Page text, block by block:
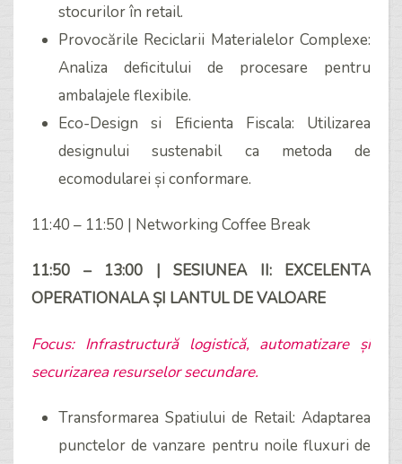
stocurilor în retail.
Provocările Reciclarii Materialelor Complexe:
Analiza deficitului de procesare pentru
ambalajele flexibile.
Eco-Design si Eficienta Fiscala: Utilizarea
designului sustenabil ca metoda de
ecomodularei și conformare.
11:40 – 11:50 | Networking Coffee Break
11:50 – 13:00 | SESIUNEA II: EXCELENTA
OPERATIONALA ȘI LANTUL DE VALOARE
Focus: Infrastructură logistică, automatizare și
securizarea resurselor secundare.
Transformarea Spatiului de Retail: Adaptarea
punctelor de vanzare pentru noile fluxuri de